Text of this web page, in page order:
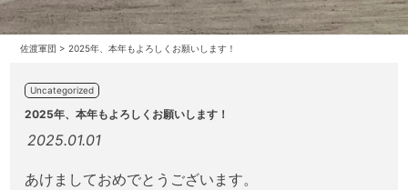
佐渡軍団 > 2025年、本年もよろしくお願いします！
Uncategorized
2025年、本年もよろしくお願いします！
2025.01.01
あけましておめでとうございます。